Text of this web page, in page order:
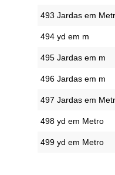
493 Jardas em
494 yd em m
495 Jardas em m
496 Jardas em m
497 Jardas em
498 yd em Metro
499 yd em Metro